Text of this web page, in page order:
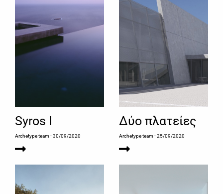
Syros I
Archetype team- 30/09/2020
Δύο πλατείες
Archetype team- 25/09/2020